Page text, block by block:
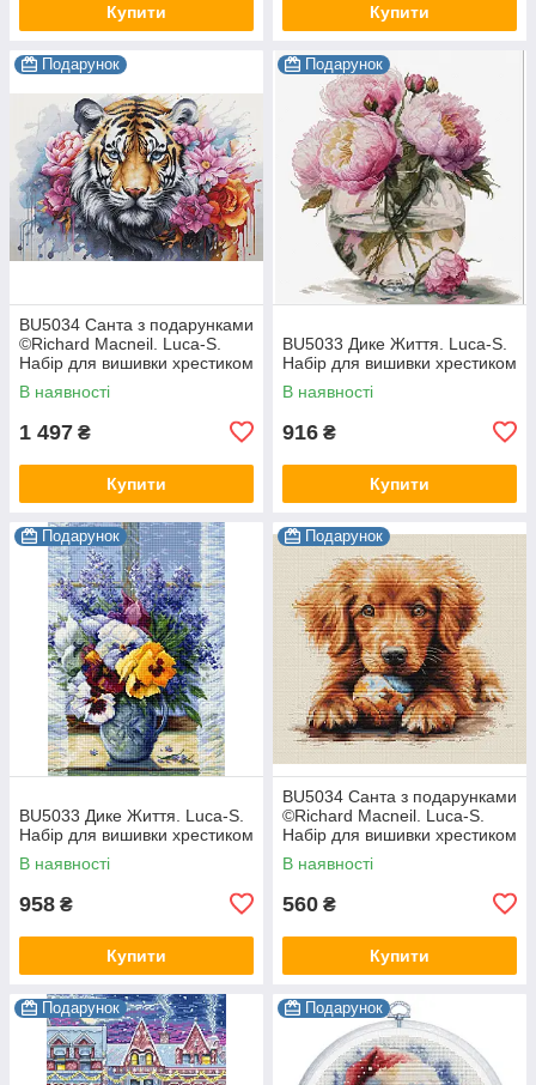
Купити Купити
Подарунок
BU5034 Санта з подарунками
©Richard Macneil. Luca-S.
Набір для вишивки хрестиком
В наявності
1 497 ₴
Купити
Подарунок
BU5033 Дике Життя. Luca-S.
Набір для вишивки хрестиком
В наявності
916 ₴
Купити
Подарунок
BU5033 Дике Життя. Luca-S.
Набір для вишивки хрестиком
В наявності
958 ₴
Купити
Подарунок
BU5034 Санта з подарунками
©Richard Macneil. Luca-S.
Набір для вишивки хрестиком
В наявності
560 ₴
Купити
Подарунок Подарунок